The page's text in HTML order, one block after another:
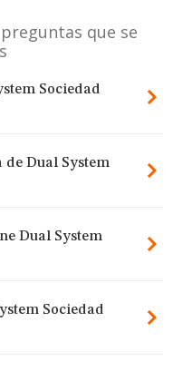
que se
Sociedad
Dual System
Dual System
Sociedad